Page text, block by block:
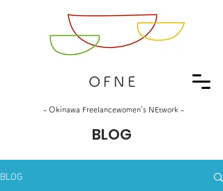
OFNE
- Okinawa Freelancewomen's NEtwork -
BLOG
BLOG